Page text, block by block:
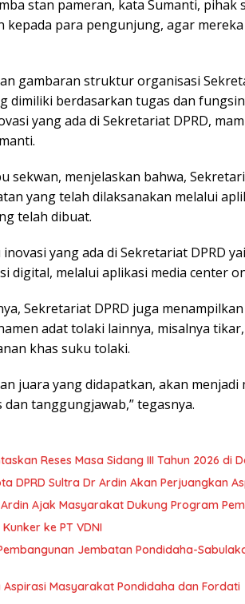
stan pameran, kata Sumanti, pihak
kepada para pengunjung, agar
gambaran struktur organisasi
dimiliki berdasarkan tugas dan
yang ada di Sekretariat DPRD,
sekwan, menjelaskan bahwa,
yang telah dilaksanakan melalui
telah dibuat.
inovasi yang ada di Sekretariat DPRD
digital, melalui aplikasi media center
Sekretariat DPRD juga
adat tolaki lainnya, misalnya
khas suku tolaki.
juara yang didapatkan, akan menjadi
tanggungjawab,” tegasnya.
Reses Masa Sidang III Tahun 2026 di
DPRD Sultra Dr Ardin Akan Perjuangkan
Ardin Ajak Masyarakat Dukung Program
ke PT VDNI
Jembatan Pondidaha-
Aspirasi Masyarakat Pondidaha dan Fordati